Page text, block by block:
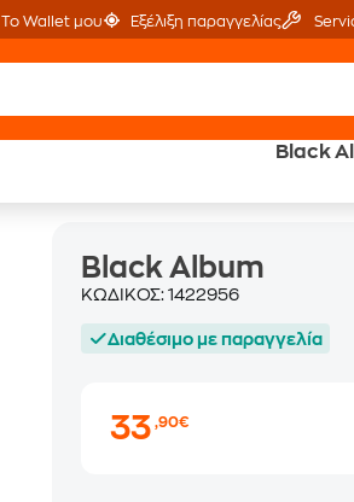
Το Wallet μου Εξέλιξη παραγγελίας
Black
Black Album
ΚΩΔΙΚΟΣ:1422956
Διαθέσιμο με παραγγελία
33,90€